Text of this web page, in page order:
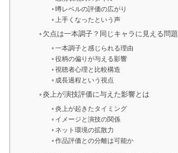
噂レベルの評価の広がり
上手くなったという声
欠点は一本調子？同じキャラに見える問題
一本調子と感じられる理由
役柄の偏りが与える影響
視聴者心理と比較構造
成長過程という視点
炎上が演技評価に与えた影響とは
炎上が起きたタイミング
イメージと演技の関係
ネット環境の拡散力
作品評価との分離は可能か